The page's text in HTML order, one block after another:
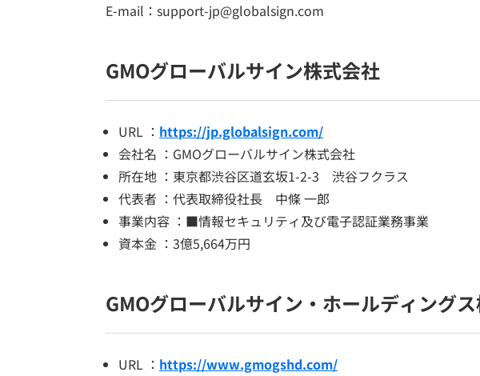
E-mail：support-jp@globalsign.com
GMOグローバルサイン株式会社
URL ： https://jp.globalsign.com/
会社名 ：GMOグローバルサイン株式会社
所在地 ：東京都渋谷区道玄坂1-2-3 渋谷フクラス
代表者 ：代表取締役社長 中條 一郎
事業内容 ：■情報セキュリティ及び電子認証業務事業
資本金 ：3億5,664万円
GMOグローバルサイン・ホールディング
URL ： https://www.gmogshd.com/